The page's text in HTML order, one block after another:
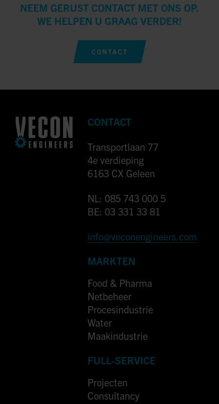
NEEM GERUST CONTACT MET ONS OP.
WE HELPEN U GRAAG VERDER!
CONTACT
CONTACT
Transportlaan 77
4e verdieping
6163 CX Geleen
NL: 085 743 000 5
BE: 03 331 33 81
info@veconengineers.com
MARKTEN
Food & Pharma
Netbeheer
Procesindustrie
Water
Maakindustrie
FULL-SERVICE
Projecten
Consultancy